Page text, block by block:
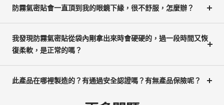
防霧氣密貼會一直頂到我的眼鏡下緣，很不舒服，怎麼辦？
我發現防霧氣密貼從袋內剛拿出來時會硬硬的，過一段時間又恢
復柔軟，是正常的嗎？
此產品在哪裡製造的？有通過安全認證嗎？有無產品保險呢？